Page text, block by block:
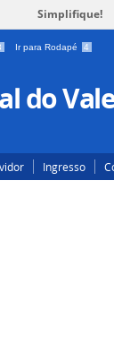
Simplifique!
Ir para Rodapé 4
do
Ingresso